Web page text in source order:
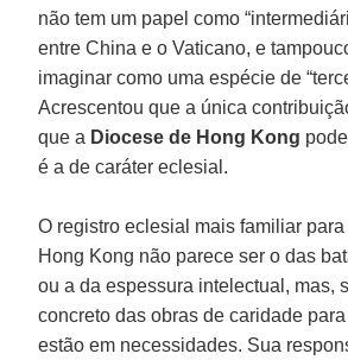
não tem um papel como
entre China e o Vaticano, e
imaginar como uma espécie de
Acrescentou que a única
que a Diocese de Hong Kong
é a de caráter eclesial.
O registro eclesial mais familiar
Hong Kong não parece ser o das
ou a da espessura intelectual, mas,
concreto das obras de caridade
estão em necessidades. Sua